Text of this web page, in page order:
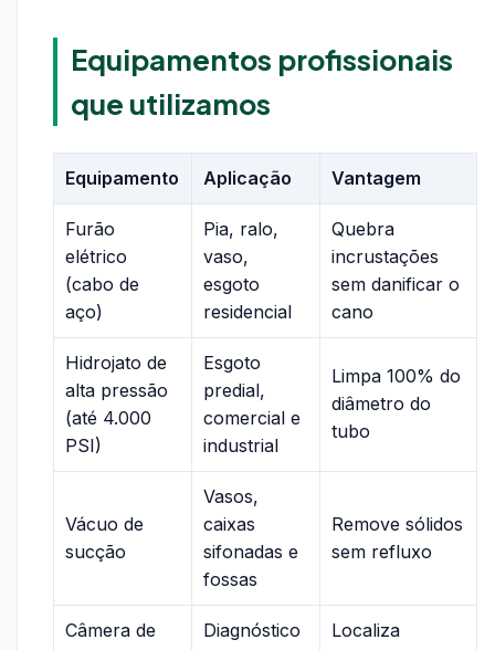
Equipamentos profissionais
que utilizamos
Equipamento Aplicação Vantagem
Furão
elétrico
(cabo de
aço)
Pia, ralo,
vaso,
esgoto
residencial
Quebra
incrustações
sem danificar o
cano
Hidrojato de
alta pressão
(até 4.000
PSI)
Esgoto
predial,
comercial e
industrial
Limpa 100% do
diâmetro do
tubo
Vácuo de
sucção
Vasos,
caixas
sifonadas e
fossas
Remove sólidos
sem refluxo
Câmera de
Diagnóstico
Localiza